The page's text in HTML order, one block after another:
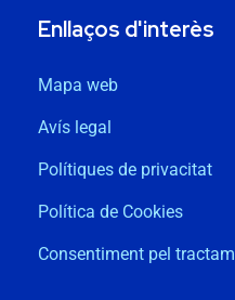
Enllaços d'interès
Mapa web
Avís legal
Polítiques de privacitat
Política de Cookies
Consentiment pel